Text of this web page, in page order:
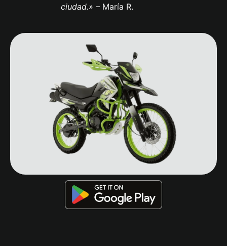
ciudad.» – María R.